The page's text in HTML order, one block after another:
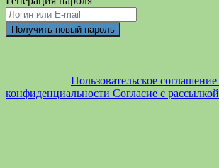
Пользовательское соглашение
конфиденциальности Согласие с рассылкой